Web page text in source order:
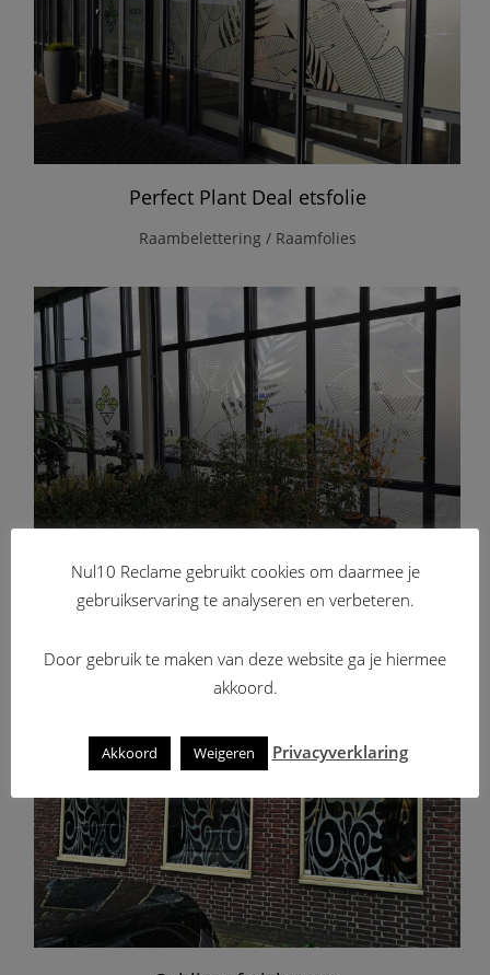
Perfect Plant Deal etsfolie
Raambelettering / Raamfolies
Perfect Plant Deal etsfolie
Nul10 Reclame gebruikt cookies om daarmee je
gebruikservaring te analyseren en verbeteren.
Door gebruik te maken van deze website ga je hiermee
akkoord.
Akkoord Weigeren Privacyverklaring